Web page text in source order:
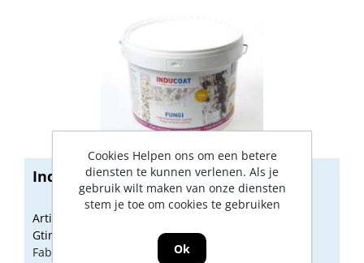
Inducoat Fungi 10 liter wit
Artikelnummer: 1999303
Gtin: 8719326378237
Fabrikant artikel nummer: IFI/NL/0703.10
Cookies Helpen ons om een betere
diensten te kunnen verlenen. Als je
gebruik wilt maken van onze diensten
stem je toe om cookies te gebruiken
Ok